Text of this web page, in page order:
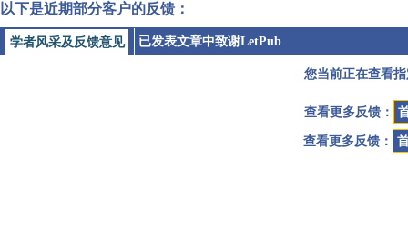
以下是近期部分客户的反馈：
学者风采及反馈意见 已发表文章中致谢LetPub
您当前正在查看
查看更多反馈：
查看更多反馈：